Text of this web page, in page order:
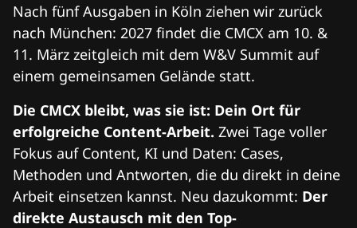
Nach fünf Ausgaben in Köln ziehen wir zurück
nach München: 2027 findet die CMCX am 10. &
11. März zeitgleich mit dem W&V Summit auf
einem gemeinsamen Gelände statt.
Die CMCX bleibt, was sie ist: Dein Ort für
erfolgreiche Content-Arbeit. Zwei Tage voller
Fokus auf Content, KI und Daten: Cases,
Methoden und Antworten, die du direkt in deine
Arbeit einsetzen kannst. Neu dazukommt: Der
direkte Austausch mit den Top-